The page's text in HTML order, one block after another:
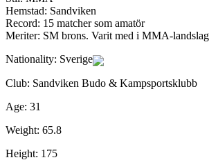
Hemstad: Sandviken
Record: 15 matcher som amatör
Meriter: SM brons. Varit med i MMA-
Nationality: Sverige
Club: Sandviken Budo & Kampsportsklubb
Age: 31
Weight: 65.8
Height: 175